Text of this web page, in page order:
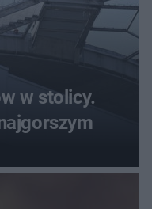
w stolicy.